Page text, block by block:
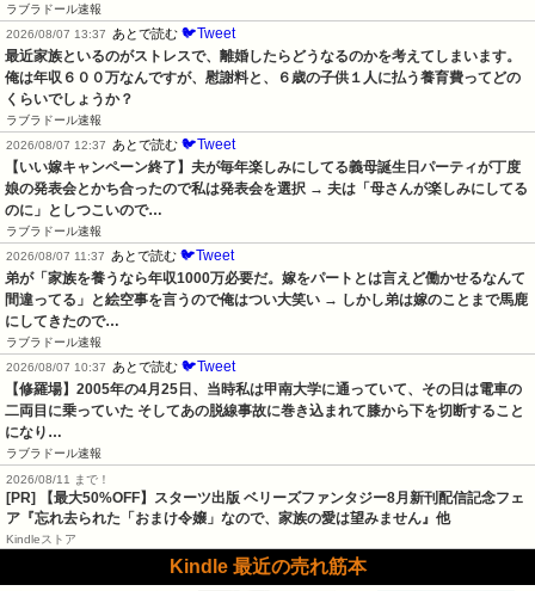
ラブラドール速報
2026/08/07 13:37
あとで読む 🐦Tweet
最近家族といるのがストレスで、離婚したらどうなるのかを考えてしまいます。
俺は年収６００万なんですが、慰謝料と、６歳の子供１人に払う養育費ってどの
くらいでしょうか？
ラブラドール速報
2026/08/07 12:37
あとで読む 🐦Tweet
【いい嫁キャンペーン終了】夫が毎年楽しみにしてる義母誕生日パーティが丁度
娘の発表会とかち合ったので私は発表会を選択 → 夫は「母さんが楽しみにしてる
のに」としつこいので…
ラブラドール速報
2026/08/07 11:37
あとで読む 🐦Tweet
弟が「家族を養うなら年収1000万必要だ。嫁をパートとは言えど働かせるなんて
間違ってる」と絵空事を言うので俺はつい大笑い → しかし弟は嫁のことまで馬鹿
にしてきたので…
ラブラドール速報
2026/08/07 10:37
あとで読む 🐦Tweet
【修羅場】2005年の4月25日、当時私は甲南大学に通っていて、その日は電車の
二両目に乗っていた そしてあの脱線事故に巻き込まれて膝から下を切断すること
になり…
ラブラドール速報
2026/08/11 まで！
[PR] 【最大50%OFF】スターツ出版 ベリーズファンタジー8月新刊配信記念フェ
ア『忘れ去られた「おまけ令嬢」なので、家族の愛は望みません』他
Kindleストア
Kindle 最近の売れ筋本